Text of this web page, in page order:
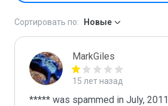
Сортировать по: Новые
MarkGiles
15 лет назад
***** was spammed in July, 2011